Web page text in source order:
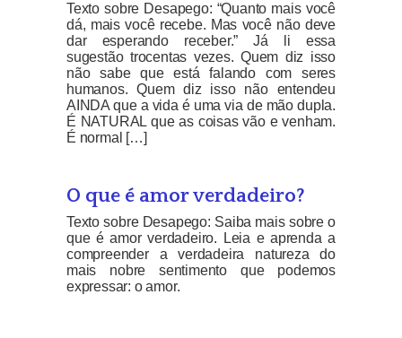
Texto sobre Desapego: “Quanto mais você
dá, mais você recebe. Mas você não deve
dar esperando receber.” Já li essa
sugestão trocentas vezes. Quem diz isso
não sabe que está falando com seres
humanos. Quem diz isso não entendeu
AINDA que a vida é uma via de mão dupla.
É NATURAL que as coisas vão e venham.
É normal […]
O que é amor verdadeiro?
Texto sobre Desapego: Saiba mais sobre o
que é amor verdadeiro. Leia e aprenda a
compreender a verdadeira natureza do
mais nobre sentimento que podemos
expressar: o amor.